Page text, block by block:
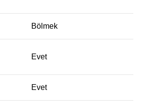
Bölmek
Evet
Evet